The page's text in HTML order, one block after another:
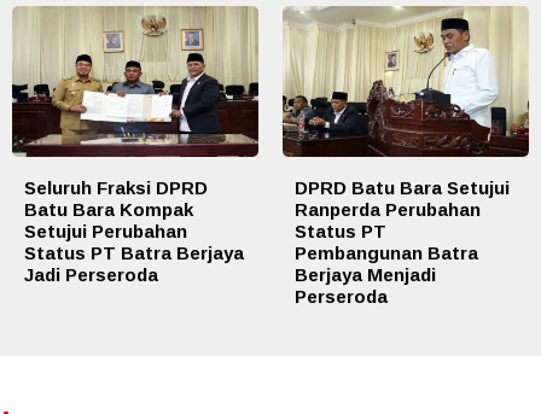
Seluruh Fraksi DPRD
Batu Bara Kompak
Setujui Perubahan
Status PT Batra Berjaya
Jadi Perseroda
DPRD Batu Bara Setujui
Ranperda Perubahan
Status PT
Pembangunan Batra
Berjaya Menjadi
Perseroda